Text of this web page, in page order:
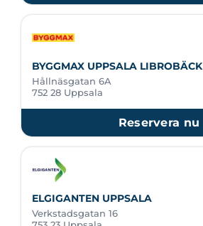
BYGGMAX UPPSALA LIBROBÄCK
Hållnäsgatan 6A
752 28 Uppsala
Reservera nu
ELGIGANTEN UPPSALA
Verkstadsgatan 16